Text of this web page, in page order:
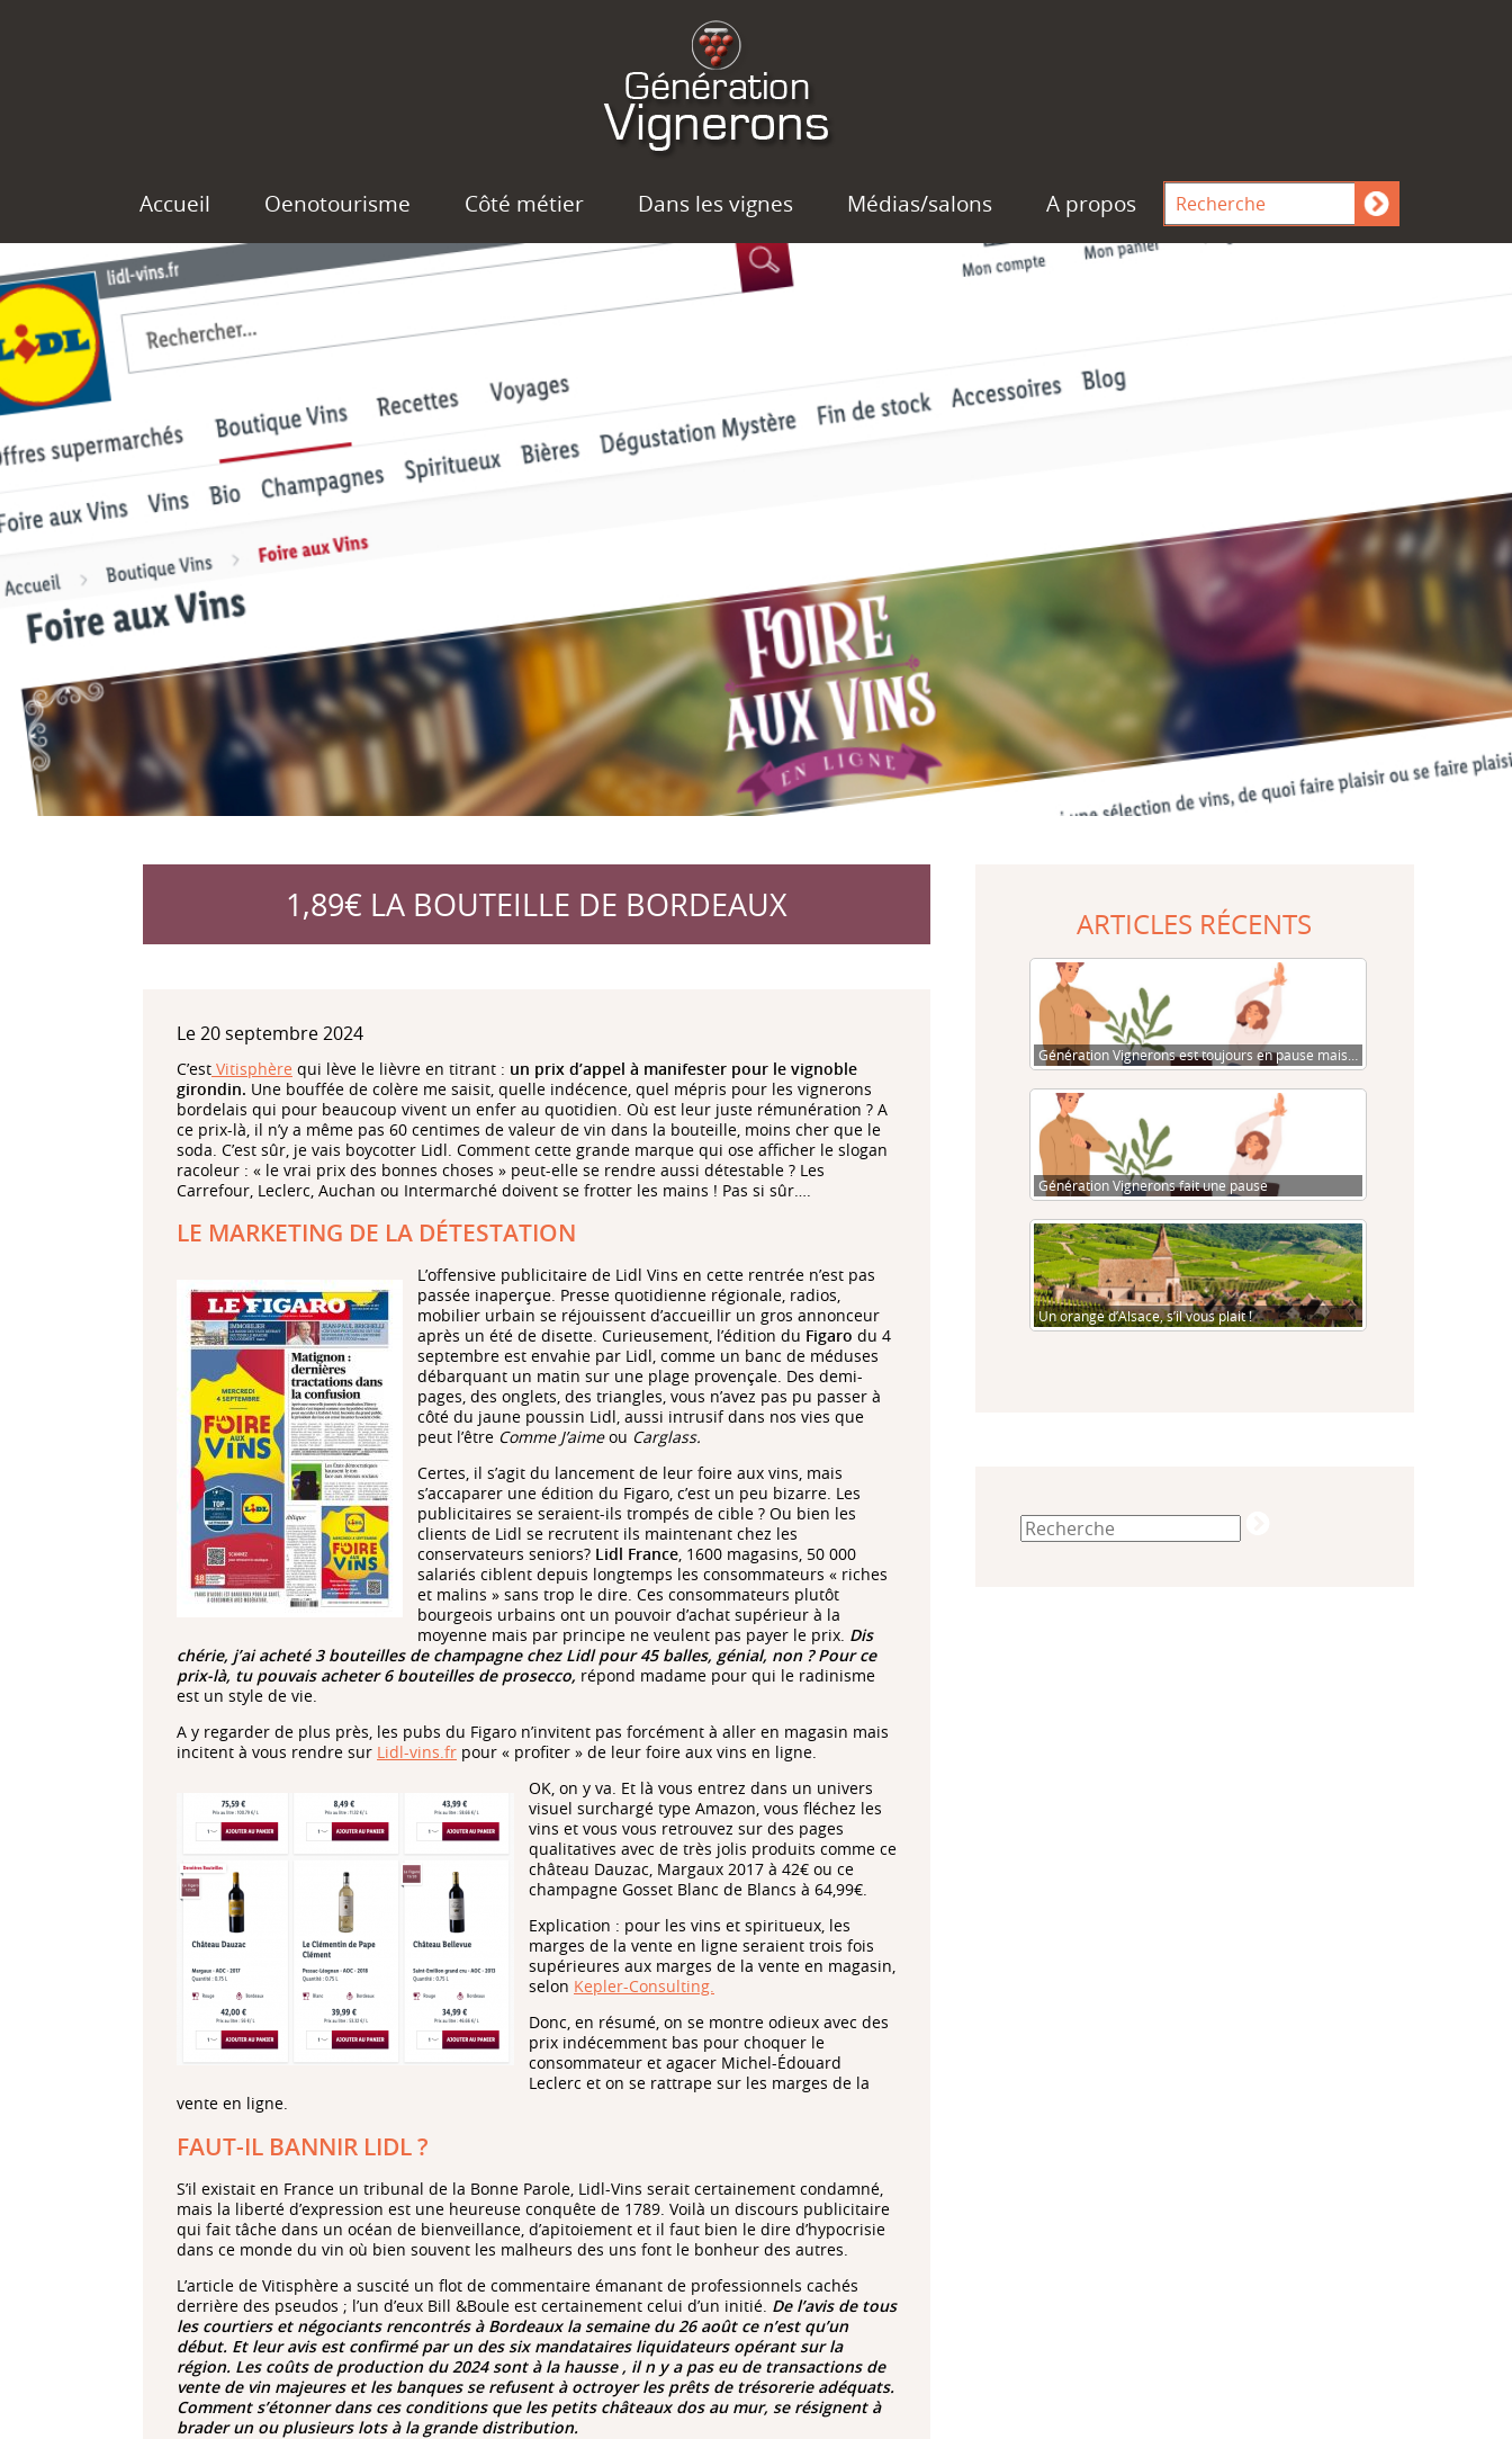
Accueil Oenotourisme Côté métier Dans les vignes Médias/salons A propos
1,89€ LA BOUTEILLE DE BORDEAUX
Le 20 septembre 2024
C’est Vitisphère qui lève le lièvre en titrant : un prix d’appel à manifester pour le vignoble
girondin. Une bouffée de colère me saisit, quelle indécence, quel mépris pour les vignerons
bordelais qui pour beaucoup vivent un enfer au quotidien. Où est leur juste rémunération ? A
ce prix-là, il n’y a même pas 60 centimes de valeur de vin dans la bouteille, moins cher que le
soda. C’est sûr, je vais boycotter Lidl. Comment cette grande marque qui ose afficher le slogan
racoleur : « le vrai prix des bonnes choses » peut-elle se rendre aussi détestable ? Les
Carrefour, Leclerc, Auchan ou Intermarché doivent se frotter les mains ! Pas si sûr….
LE MARKETING DE LA DÉTESTATION
L’offensive publicitaire de Lidl Vins en cette rentrée n’est pas
passée inaperçue. Presse quotidienne régionale, radios,
mobilier urbain se réjouissent d’accueillir un gros annonceur
après un été de disette. Curieusement, l’édition du Figaro du 4
septembre est envahie par Lidl, comme un banc de méduses
débarquant un matin sur une plage provençale. Des demi-
pages, des onglets, des triangles, vous n’avez pas pu passer à
côté du jaune poussin Lidl, aussi intrusif dans nos vies que
peut l’être Comme J’aimeou Carglass.
Certes, il s’agit du lancement de leur foire aux vins, mais
s’accaparer une édition du Figaro, c’est un peu bizarre. Les
publicitaires se seraient-ils trompés de cible ? Ou bien les
clients de Lidl se recrutent ils maintenant chez les
conservateurs seniors? Lidl France, 1600 magasins, 50 000
salariés ciblent depuis longtemps les consommateurs « riches
et malins » sans trop le dire. Ces consommateurs plutôt
bourgeois urbains ont un pouvoir d’achat supérieur à la
moyenne mais par principe ne veulent pas payer le prix. Dis
chérie, j’ai acheté 3 bouteilles de champagne chez Lidl pour 45 balles, génial, non ? Pour ce
prix-là, tu pouvais acheter 6 bouteilles de prosecco, répond madame pour qui le radinisme
est un style de vie.
A y regarder de plus près, les pubs du Figaro n’invitent pas forcément à aller en magasin mais
incitent à vous rendre sur Lidl-vins.fr pour « profiter » de leur foire aux vins en ligne.
OK, on y va. Et là vous entrez dans un univers
visuel surchargé type Amazon, vous fléchez les
vins et vous vous retrouvez sur des pages
qualitatives avec de très jolis produits comme ce
château Dauzac, Margaux 2017 à 42€ ou ce
champagne Gosset Blanc de Blancs à 64,99€.
Explication : pour les vins et spiritueux, les
marges de la vente en ligne seraient trois fois
supérieures aux marges de la vente en magasin,
selon Kepler-Consulting.
Donc, en résumé, on se montre odieux avec des
prix indécemment bas pour choquer le
consommateur et agacer Michel-Édouard
Leclerc et on se rattrape sur les marges de la
vente en ligne.
FAUT-IL BANNIR LIDL ?
S’il existait en France un tribunal de la Bonne Parole, Lidl-Vins serait certainement condamné,
mais la liberté d’expression est une heureuse conquête de 1789. Voilà un discours publicitaire
qui fait tâche dans un océan de bienveillance, d’apitoiement et il faut bien le dire d’hypocrisie
dans ce monde du vin où bien souvent les malheurs des uns font le bonheur des autres.
L’article de Vitisphère a suscité un flot de commentaire émanant de professionnels cachés
derrière des pseudos ; l’un d’eux Bill &Boule est certainement celui d’un initié. De l’avis de tous
les courtiers et négociants rencontrés à Bordeaux la semaine du 26 août ce n’est qu’un
début. Et leur avis est confirmé par un des six mandataires liquidateurs opérant sur la
région. Les coûts de production du 2024 sont à la hausse , il n y a pas eu de transactions de
vente de vin majeures et les banques se refusent à octroyer les prêts de trésorerie adéquats.
Comment s’étonner dans ces conditions que les petits châteaux dos au mur, se résignent à
brader un ou plusieurs lots à la grande distribution.
ARTICLES RÉCENTS
Génération Vignerons est toujours en pause mais…
Génération Vignerons fait une pause
Un orange d’Alsace, s’il vous plait !